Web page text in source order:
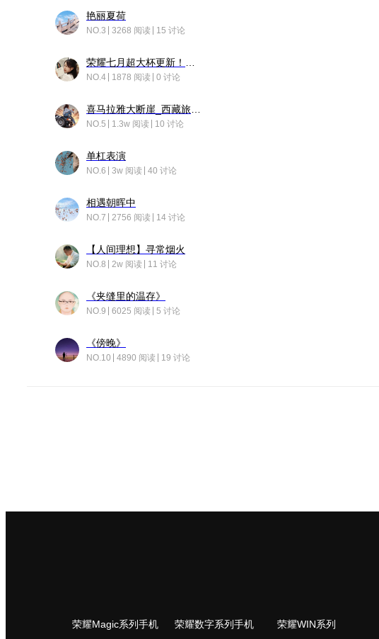
艳丽夏荷
NO.3 3268 阅读 15 讨论
NO.4 1878 阅读 0 讨论
NO.5 1.3w 阅读 10 讨论
单杠表演
NO.6 3w 阅读 40 讨论
相遇朝晖中
NO.7 2756 阅读 14 讨论
【人间理想】寻常烟火
NO.8 2w 阅读 11 讨论
《夹缝里的温存》
NO.9 6025 阅读 5 讨论
《傍晚》
NO.10 4890 阅读 19 讨论
荣耀Magic系列手机 荣耀数字系列手机 荣耀WIN系列